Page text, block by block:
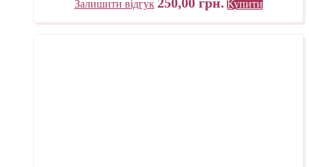
Залишити відгук Купити